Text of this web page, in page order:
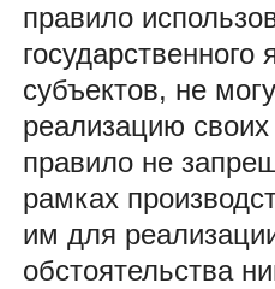
правило
субъектов, не
реализацию своих
правило не
рамках
им для
обстоятельства